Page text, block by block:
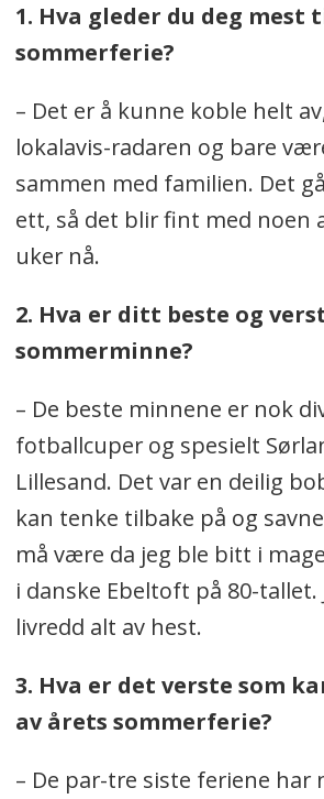
1. Hva gleder du deg mest
sommerferie?
– Det er å kunne koble helt
lokalavis-radaren og bare
sammen med familien. Det
ett, så det blir fint med noen
uker nå.
2. Hva er ditt beste og
sommerminne?
– De beste minnene er nok
fotballcuper og spesielt
Lillesand. Det var en deilig
kan tenke tilbake på og
må være da jeg ble bitt i
i danske Ebeltoft på 80-
livredd alt av hest.
3. Hva er det verste som
av årets sommerferie?
– De par-tre siste feriene har